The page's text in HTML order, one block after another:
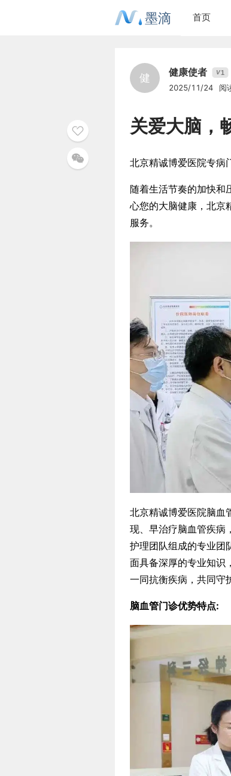
墨滴 首页
健 健康使者 V1
2025/11/24 阅
关爱大脑，
北京精诚博爱医院专病
随着生活节奏的加快和
心您的大脑健康，北京
服务。
北京精诚博爱医院脑血
现、早治疗脑血管疾病
护理团队组成的专业团
面具备深厚的专业知识
一同抗衡疾病，共同守
脑血管门诊优势特点: